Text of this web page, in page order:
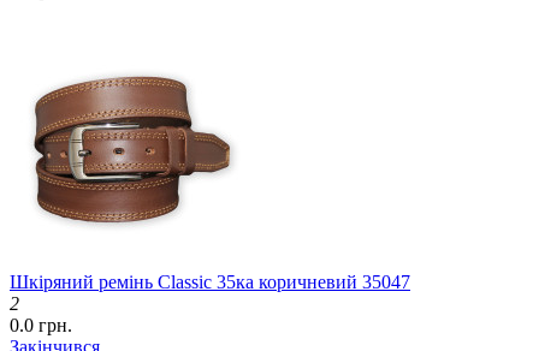
Шкіряний ремінь Classic 35ка коричневий 35047
2
0.0 грн.